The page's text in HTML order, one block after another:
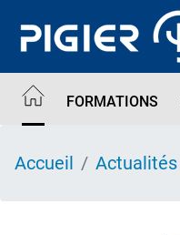
contenu
FORMATIONS
Accueil Actualités